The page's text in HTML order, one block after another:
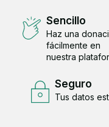
Sencillo
Haz una
fácilmente en
nuestra
Seguro
Tus datos